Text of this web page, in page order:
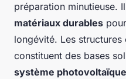
préparation minutieuse.
matériaux durables
longévité. Les structures
constituent des bases
système photovoltaïque